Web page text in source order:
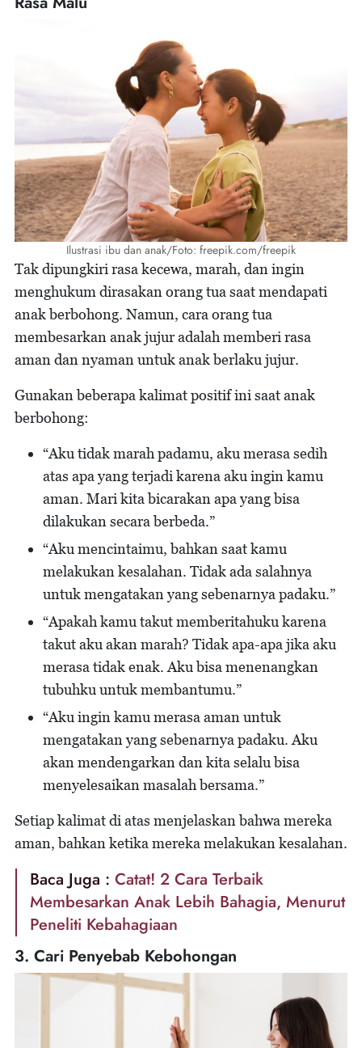
Ilustrasi ibu dan anak/Foto: freepik.com/freepik
Tak dipungkiri rasa kecewa, marah, dan ingin
menghukum dirasakan orang tua saat mendapati
anak berbohong. Namun, cara orang tua
membesarkan anak jujur adalah memberi rasa
aman dan nyaman untuk anak berlaku jujur.
Gunakan beberapa kalimat positif ini saat anak
berbohong:
“Aku tidak marah padamu, aku merasa sedih
atas apa yang terjadi karena aku ingin kamu
aman. Mari kita bicarakan apa yang bisa
dilakukan secara berbeda.”
“Aku mencintaimu, bahkan saat kamu
melakukan kesalahan. Tidak ada salahnya
untuk mengatakan yang sebenarnya padaku.”
“Apakah kamu takut memberitahuku karena
takut aku akan marah? Tidak apa-apa jika aku
merasa tidak enak. Aku bisa menenangkan
tubuhku untuk membantumu.”
“Aku ingin kamu merasa aman untuk
mengatakan yang sebenarnya padaku. Aku
akan mendengarkan dan kita selalu bisa
menyelesaikan masalah bersama.”
Setiap kalimat di atas menjelaskan bahwa mereka
aman, bahkan ketika mereka melakukan kesalahan.
Baca Juga : Catat! 2 Cara Terbaik
Membesarkan Anak Lebih Bahagia, Menurut
Peneliti Kebahagiaan
3. Cari Penyebab Kebohongan